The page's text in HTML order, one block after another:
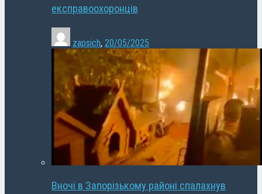
експравоохоронців
zapsich, 20/05/2025
Вночі в Запорізькому районі спалахнув